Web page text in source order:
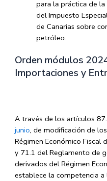
para la práctica de
del Impuesto
de Canarias sobre
petróleo.
Orden módulos
Importaciones y
A través de los artículos
junio, de modificación de
Régimen Económico Fiscal
y 71.1 del Reglamento de
derivados del Régimen
establece la competencia a